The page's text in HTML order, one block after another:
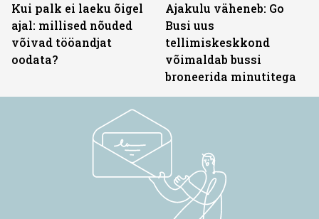
Kui palk ei laeku õigel
ajal: millised nõuded
võivad tööandjat
oodata?
Ajakulu väheneb: Go
Busi uus
tellimiskeskkond
võimaldab bussi
broneerida minutitega